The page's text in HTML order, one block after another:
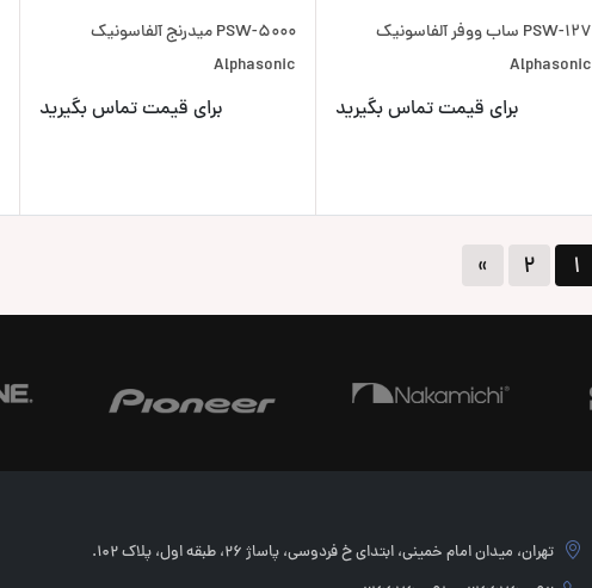
PSW-127 ساب ووفر آلفاسونیک
Alphasonic
برای قیمت تماس بگیرید
PSW-5000 میدرنج آلفاسونیک
Alphasonic
برای قیمت تماس بگیرید
۱ ۲ »
تهران، میدان امام خمینی، ابتدای خ فردوسی، پاساژ 26، طبقه اول، پلاک 102.